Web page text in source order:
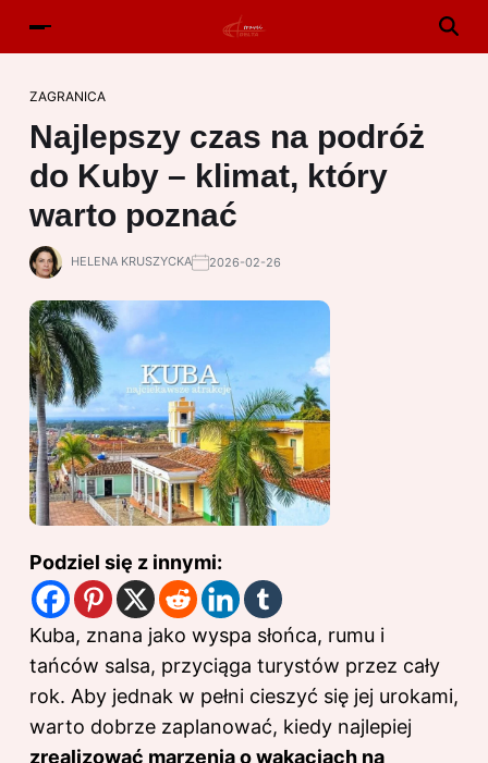
ZAGRANICA
Najlepszy czas na podróż
do Kuby – klimat, który
warto poznać
HELENA KRUSZYCKA 2026-02-26
Podziel się z innymi:
Kuba, znana jako wyspa słońca, rumu i
tańców salsa, przyciąga turystów przez cały
rok. Aby jednak w pełni cieszyć się jej urokami,
warto dobrze zaplanować, kiedy najlepiej
zrealizować marzenia o wakacjach na